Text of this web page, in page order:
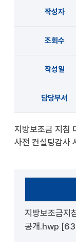
작성자
조회수
작성일
담당부서
지방보조금 지침
사전 컨설팅감사
지방보조금지
공개.hwp